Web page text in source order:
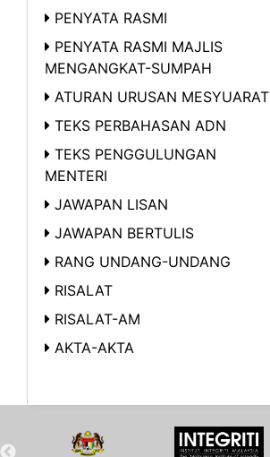
PENYATA RASMI
PENYATA RASMI MAJLIS
MENGANGKAT-SUMPAH
ATURAN URUSAN MESYUARAT
TEKS PERBAHASAN ADN
TEKS PENGGULUNGAN
MENTERI
JAWAPAN LISAN
JAWAPAN BERTULIS
RANG UNDANG-UNDANG
RISALAT
RISALAT-AM
AKTA-AKTA